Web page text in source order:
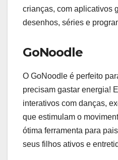
crianças, com aplicativos
desenhos, séries e
GoNoodle
O GoNoodle é perfeito
precisam gastar energia!
interativos com danças,
que estimulam o
ótima ferramenta para
seus filhos ativos e